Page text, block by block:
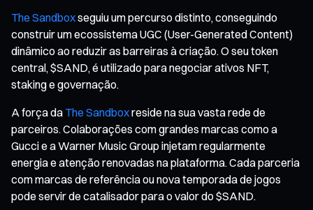
The Sandboxseguiu um percurso distinto, conseguindo
construir um ecossistema UGC (User-Generated Content)
dinâmico ao reduzir as barreiras à criação. O seu token
central, $SAND, é utilizado para negociar ativos NFT,
staking e governação.
A força da The Sandboxreside na sua vasta rede de
parceiros. Colaborações com grandes marcas como a
Gucci e a Warner Music Group injetam regularmente
energia e atenção renovadas na plataforma. Cada parceria
com marcas de referência ou nova temporada de jogos
pode servir de catalisador para o valor do $SAND.